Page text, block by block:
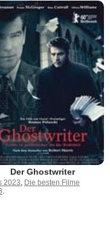
Der Ghostwriter
2023 Die besten Filme